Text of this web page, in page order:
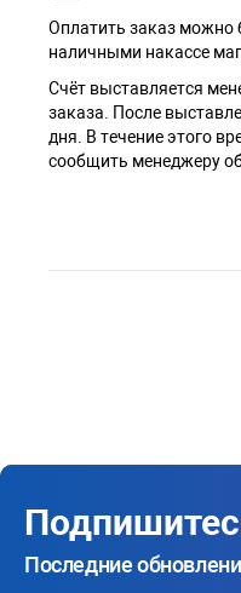
Оплатить заказ можно
наличными накассе
Cчёт выставляется
заказа. После
дня. В течение этого
сообщить менеджеру
Последние